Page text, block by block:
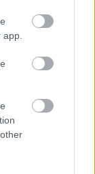
je skvělé
Proces
trávení.
s